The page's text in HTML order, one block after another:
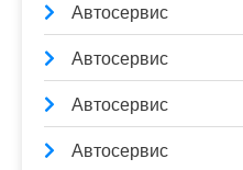
Автосервис
Автосервис
Автосервис
Автосервис